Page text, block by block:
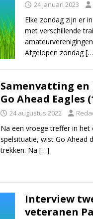
24 januari 2023
Elke zondag zijn er
met verschillende
Afgelopen zondag
Samenvatting en
Go Ahead Eagles
24 augustus 2022
Na een vroege treffer in het
spelsituatie, wist Go Ahead
trekken. Na […]
Interview
veteranen